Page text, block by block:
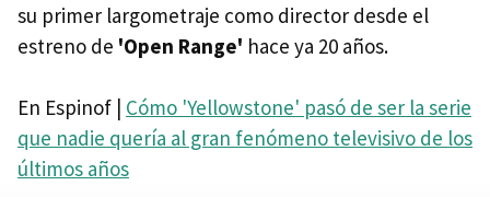
su primer largometraje como director desde el
estreno de 'Open Range' hace ya 20 años.
En Espinof | Cómo 'Yellowstone' pasó de ser la serie
que nadie quería al gran fenómeno televisivo de los
últimos años